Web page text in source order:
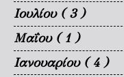
Ιουλίου ( 3 )
Μαΐου ( 1 )
Ιανουαρίου ( 4 )